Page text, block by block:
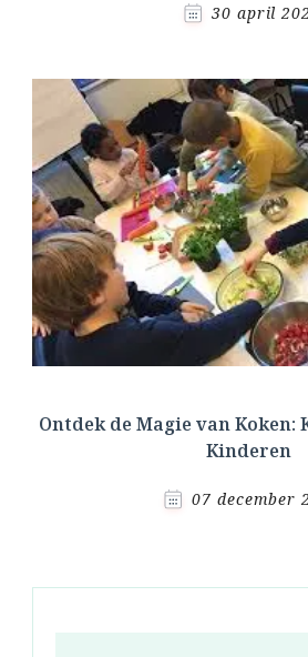
30 april
Ontdek de Magie van
Kinderen
07 december